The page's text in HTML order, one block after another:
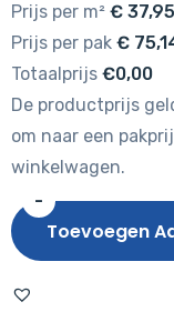
Prijs per m² € 37,95
Prijs per pak €
Totaalprijs €0,00
De productprijs
om naar een
winkelwagen.
-
Hebeta
Clermont
XL
Toevoegen